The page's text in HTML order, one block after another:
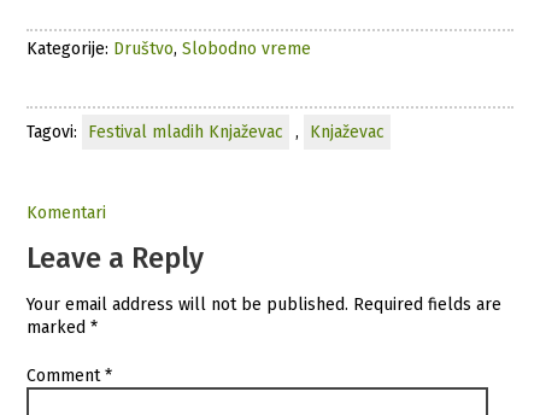
Kategorije: Društvo,Slobodno vreme
Tagovi: Festival mladih Knjaževac , Knjaževac
Komentari
Leave a Reply
Your email address will not be published. Required fields are
marked*
Comment*